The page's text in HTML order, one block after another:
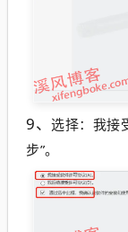
9、选择：我接
步”。